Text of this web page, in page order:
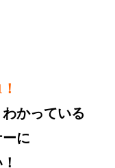
かっている
に